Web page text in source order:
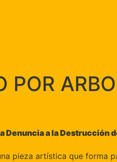
POR
Denuncia a la Destrucción
pieza artística que forma